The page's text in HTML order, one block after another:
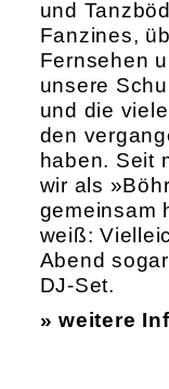
und
Fanzines,
Fernsehen
unsere
und die
den
haben. Seit
wir als
gemeinsam
weiß:
Abend
DJ-Set.
» weitere